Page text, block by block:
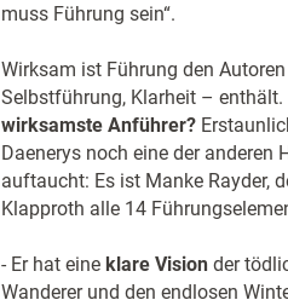
muss Führung sein“.
Wirksam ist Führung den
Selbstführung, Klarheit – enthält.
wirksamste Anführer?
Daenerys noch eine der anderen
auftaucht: Es ist Manke Rayder,
Klapproth alle 14
- Er hat eine klare Vision der
Wanderer und den endlosen